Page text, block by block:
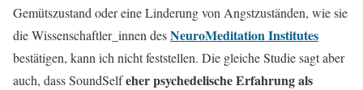
Gemütszustand oder eine Linderung von Angstzuständen, wie sie
die Wissenschaftler_innen desNeuroMeditation Institutes
bestätigen, kann ich nicht feststellen. Die gleiche Studie sagt aber
auch, dass SoundSelfeher psychedelische Erfahrung als